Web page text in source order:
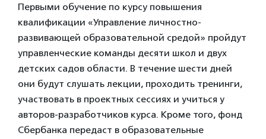
Первыми обучение по курсу повышения
квалификации «Управление личностно-
развивающей образовательной средой» пройдут
управленческие команды десяти школ и двух
детских садов области. В течение шести дней
они будут слушать лекции, проходить тренинги,
участвовать в проектных сессиях и учиться у
авторов-разработчиков курса. Кроме того, фонд
Сбербанка передаст в образовательные